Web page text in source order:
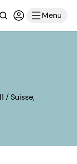
RechercheConnexion
Menu
/ Suisse,